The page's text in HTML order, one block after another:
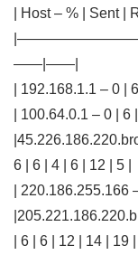
| Host – % | Sent |
——|——|
| 192.168.1.1 – 0 |
| 100.64.0.1 – 0 | 6
6 | 6 | 4 | 6 | 12 | 5 |
| 220.186.255.166
| 6 | 6 | 12 | 14 | 19 |